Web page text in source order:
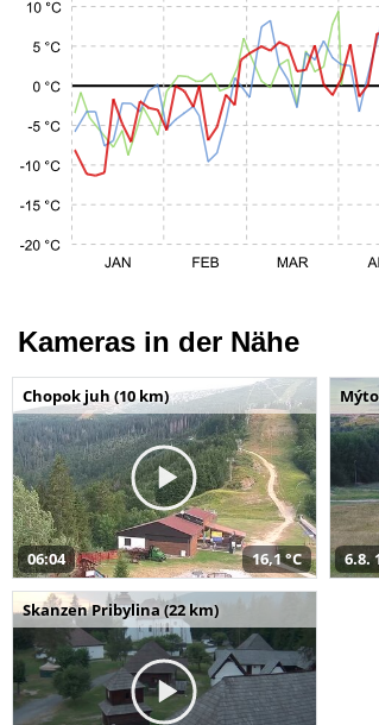
Kameras in der Nähe
Chopok juh (10 km)
06:04 16,1 °C 6.8.
Skanzen Pribylina (22 km)